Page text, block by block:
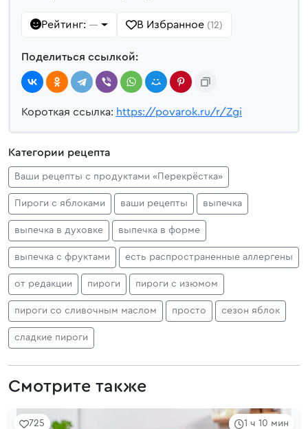
Рейтинг: — В Избранное (12)
Поделиться ссылкой:
Короткая ссылка: https://povarok.ru/r/Zgi
Категории рецепта
Ваши рецепты с продуктами «Перекрёстка»
Пироги с яблоками ваши рецепты выпечка
выпечка в духовке выпечка в форме
выпечка с фруктами есть распространенные аллергены
от редакции пироги пироги с изюмом
пироги со сливочным маслом просто сезон яблок
сладкие пироги
Смотрите также
1 ч 10 мин
725